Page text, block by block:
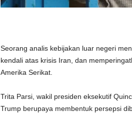
Seorang analis kebijakan luar negeri
kendali atas krisis Iran, dan
Amerika Serikat.
Trita Parsi, wakil presiden eksekutif
Trump berupaya membentuk persepsi